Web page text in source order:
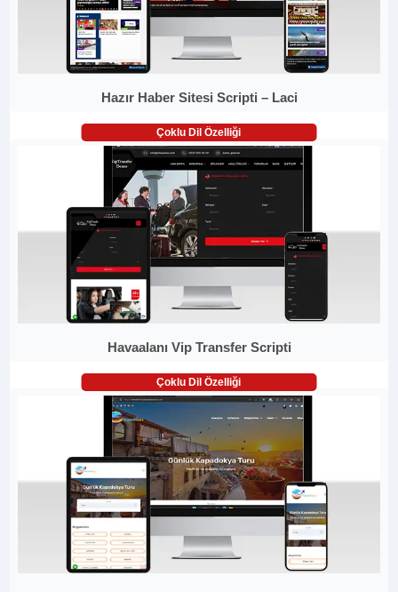
Hazır Haber Sitesi Scripti – Laci
Çoklu Dil Özelliği
Havaalanı Vip Transfer Scripti
Çoklu Dil Özelliği